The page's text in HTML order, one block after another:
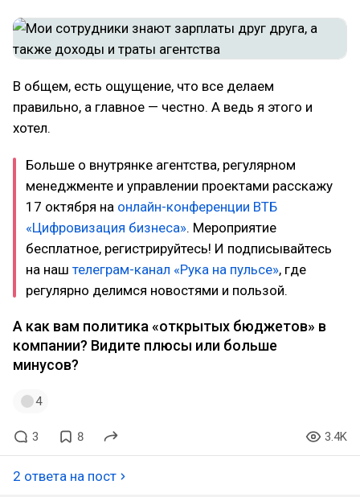
В общем, есть ощущение, что все делаем
правильно, а главное — честно. А ведь я этого и
хотел.
Больше о внутрянке агентства, регулярном
менеджменте и управлении проектами расскажу
17 октября на онлайн-конференции ВТБ
«Цифровизация бизнеса». Мероприятие
бесплатное, регистрируйтесь! И подписывайтесь
на наш телеграм-канал «Рука на пульсе», где
регулярно делимся новостями и пользой.
А как вам политика «открытых бюджетов» в
компании? Видите плюсы или больше
минусов?
4
3 8 3.4K
2 ответа на пост